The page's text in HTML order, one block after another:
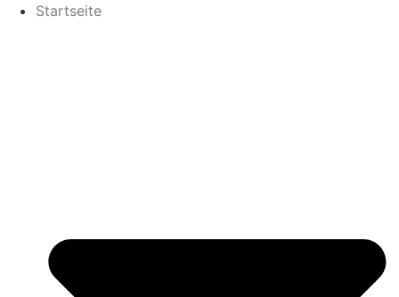
Startseite